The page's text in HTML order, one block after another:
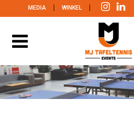
MEDIA | WINKEL |